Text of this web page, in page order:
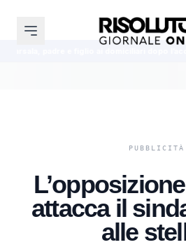
attacca il
alle